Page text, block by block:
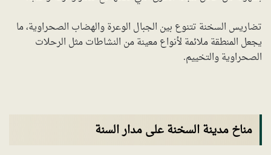
تضاريس السخنة تتنوع بين الجبال الوعرة والهضاب الصحراوية، ما
يجعل المنطقة ملائمة لأنواع معينة من النشاطات مثل الرحلات
الصحراوية والتخييم.
مناخ مدينة السخنة على مدار السنة